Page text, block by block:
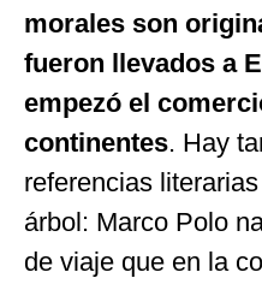
morales son
fueron llevados a
empezó el
continentes. Hay
referencias
árbol: Marco Polo
de viaje que en la